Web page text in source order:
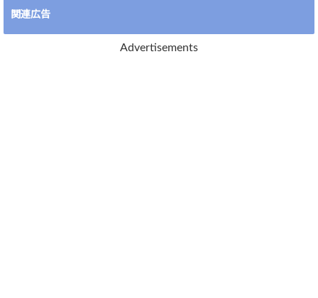
リ
関連広告
Advertisements